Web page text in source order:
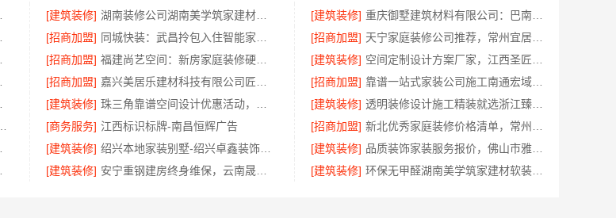
[建筑装修] [建筑装修]
重庆御墅建筑材料有限公司：巴南免拆模板造价预算
[招商加盟] [招商加盟]
[招商加盟] [建筑装修]
[招商加盟] [招商加盟]
靠谱一站式家装公司施工南通宏域全宅装饰建材有限公司
[建筑装修] [建筑装修]
透明装修设计施工精装就选浙江臻美新型建材有限公司
[商务服务] 江西标识标牌-南昌恒辉广告 [招商加盟]
[建筑装修] [建筑装修]
品质装饰家装服务报价，佛山市雅居美家建筑装饰工程有限公司透明实惠
[建筑装修] [建筑装修] 环保无甲醛湖南美学筑家建材软装配套一站式